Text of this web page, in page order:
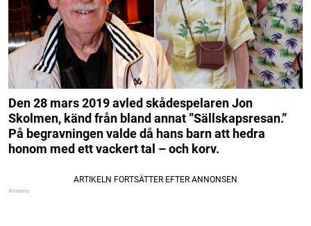
Den 28 mars 2019 avled skådespelaren Jon
Skolmen, känd från bland annat ”Sällskapsresan.”
På begravningen valde då hans barn att hedra
honom med ett vackert tal – och korv.